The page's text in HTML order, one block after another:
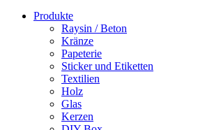
Produkte
Raysin / Beton
Kränze
Papeterie
Sticker und Etiketten
Textilien
Holz
Glas
Kerzen